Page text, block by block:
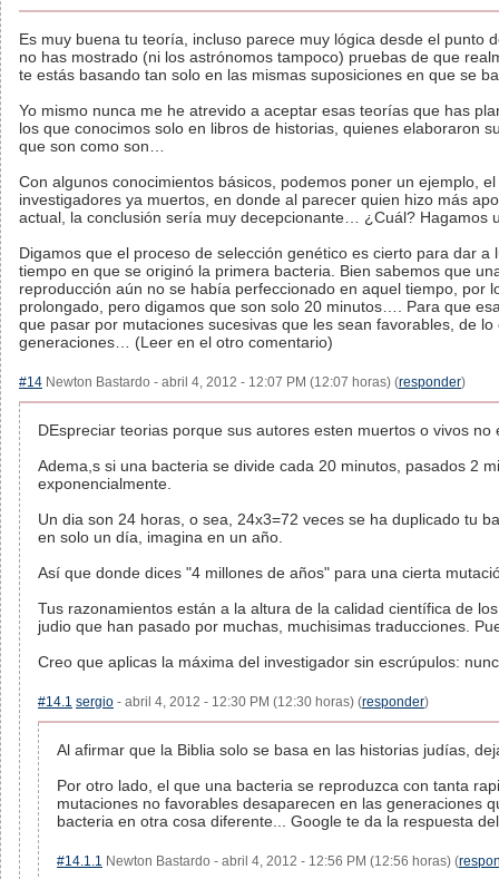
Es muy buena tu teoría, incluso parece muy lógica desde el punto
no has mostrado (ni los astrónomos tampoco) pruebas de que
te estás basando tan solo en las mismas suposiciones en que se
Yo mismo nunca me he atrevido a aceptar esas teorías que has
los que conocimos solo en libros de historias, quienes elaboraron
que son como son…
Con algunos conocimientos básicos, podemos poner un ejemplo,
investigadores ya muertos, en donde al parecer quien hizo más
actual, la conclusión sería muy decepcionante… ¿Cuál? Hagamos
Digamos que el proceso de selección genético es cierto para dar
tiempo en que se originó la primera bacteria. Bien sabemos que
reproducción aún no se había perfeccionado en aquel tiempo,
prolongado, pero digamos que son solo 20 minutos…. Para que
que pasar por mutaciones sucesivas que les sean favorables, de
generaciones… (Leer en el otro comentario)
#14 Newton Bastardo - abril 4, 2012 - 12:07 PM (12:07 horas) (responder)
DEspreciar teorias porque sus autores esten muertos o vivos
Adema,s si una bacteria se divide cada 20 minutos, pasados 2
exponencialmente.
Un dia son 24 horas, o sea, 24x3=72 veces se ha duplicado tu
en solo un día, imagina en un año.
Así que donde dices "4 millones de años" para una cierta
Tus razonamientos están a la altura de la calidad científica de
judio que han pasado por muchas, muchisimas traducciones.
Creo que aplicas la máxima del investigador sin escrúpulos:
#14.1 sergio - abril 4, 2012 - 12:30 PM (12:30 horas) (responder)
Al afirmar que la Biblia solo se basa en las historias judías,
Por otro lado, el que una bacteria se reproduzca con tanta
mutaciones no favorables desaparecen en las generaciones
bacteria en otra cosa diferente... Google te da la respuesta
#14.1.1 Newton Bastardo - abril 4, 2012 - 12:56 PM (12:56 horas) (